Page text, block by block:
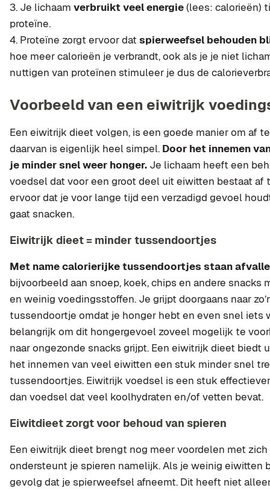
Je lichaam verbruikt veel energie(lees: calorieën)
proteïne.
Proteïne zorgt ervoor dat spierweefsel behouden
hoe meer calorieën je verbrandt, ook als je je niet
nuttigen van proteïnen stimuleer je dus de
Voorbeeld van een eiwitrijk
Een eiwitrijk dieet volgen, is een goede manier om af
daarvan is eigenlijk heel simpel. Door het innemen
je minder snel weer honger. Je lichaam heeft een
voedsel dat voor een groot deel uit eiwitten bestaat af
ervoor dat je voor lange tijd een verzadigd gevoel
gaat snacken.
Eiwitrijk dieet = minder tussendoortjes
Met name calorierijke tussendoortjes staan
bijvoorbeeld aan snoep, koek, chips en andere snacks
en weinig voedingsstoffen. Je grijpt doorgaans naar
tussendoortje omdat je honger hebt en even snel iets
belangrijk om dit hongergevoel zoveel mogelijk te
naar ongezonde snacks grijpt. Een eiwitrijk dieet biedt
het innemen van veel eiwitten een stuk minder snel
tussendoortjes. Eiwitrijk voedsel is een stuk
dan voedsel dat veel koolhydraten en/of vetten bevat.
Eiwitdieet zorgt voor behoud van spieren
Een eiwitrijk dieet brengt nog meer voordelen met
ondersteunt je spieren namelijk. Als je weinig eiwitten
gevolg dat je spierweefsel afneemt. Dit heeft niet